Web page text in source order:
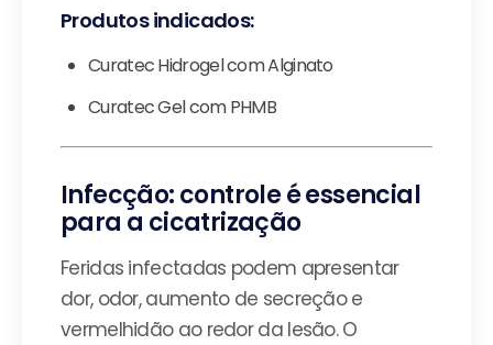
Produtos indicados:
Curatec Hidrogel com Alginato
Curatec Gel com PHMB
Infecção: controle é essencial
para a cicatrização
Feridas infectadas podem apresentar
dor, odor, aumento de secreção e
vermelhidão ao redor da lesão. O